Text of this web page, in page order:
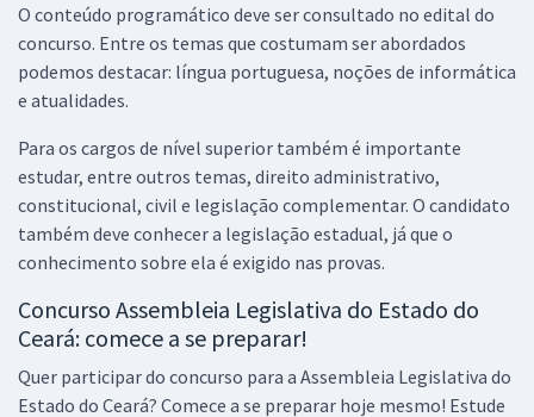
ALECE - Assembleia Legislativa do Estado do Ceará - Conhecimentos
Específicos para o Cargo 18: Analista Legislativo - Estatística (Pós-
Edital)
ou 12x de
R$ 23,92
Economize R$ 71,76 (-20%)
Comprar
ALECE - Assembleia Legislativa do Estado do Ceará - Cargo 10:
Analista Legislativo - Controle Interno (Pós-Edital)
R$ 632,64à vista
ou 12x de R$52,72
O conteúdo programático deve ser consultado no edital do
concurso. Entre os temas que costumam ser abordados
podemos destacar: língua portuguesa, noções de informática
e atualidades.
Para os cargos de nível superior também é importante
estudar, entre outros temas, direito administrativo,
constitucional, civil e legislação complementar. O candidato
também deve conhecer a legislação estadual, já que o
conhecimento sobre ela é exigido nas provas.
Concurso Assembleia Legislativa do Estado do
Ceará: comece a se preparar!
Quer participar do concurso para a Assembleia Legislativa do
Estado do Ceará? Comece a se preparar hoje mesmo! Estude